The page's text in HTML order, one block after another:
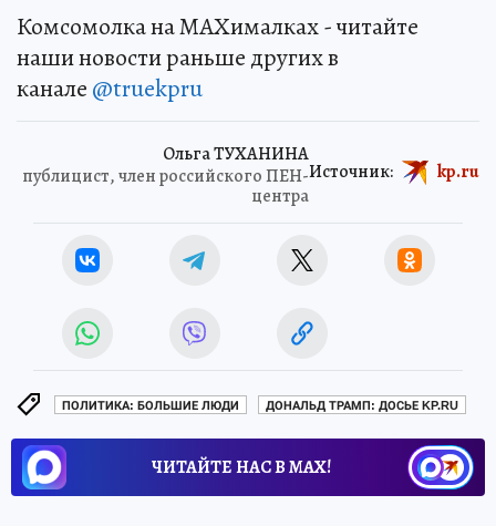
Комсомолка на MAXималках - читайте
наши новости раньше других в
канале @truekpru
Ольга ТУХАНИНА
публицист, член российского ПЕН-
центра
Источник: kp.ru
ПОЛИТИКА: БОЛЬШИЕ ЛЮДИ ДОНАЛЬД ТРАМП: ДОСЬЕ KP.RU
ЧИТАЙТЕ НАС В МАХ!